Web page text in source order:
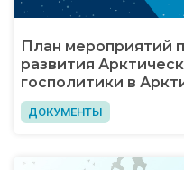
План мероприятий
развития
госполитики в
ДОКУМЕНТЫ